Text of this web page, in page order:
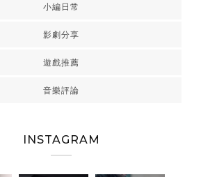
小編日常
影劇分享
遊戲推薦
音樂評論
INSTAGRAM